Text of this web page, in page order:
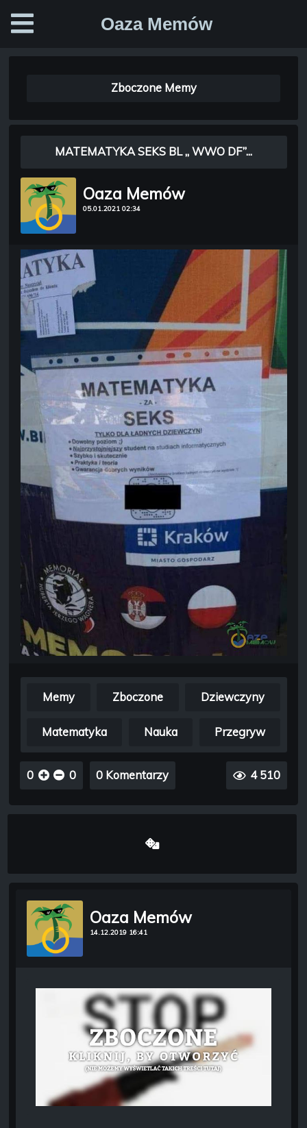
Oaza Memów
Zboczone Memy
Oaza Memów
05.01.2021 02:34
MATEMATYKA SEKS BL „ WWO DF”...
Memy Zboczone Dziewczyny
Matematyka Nauka Przegryw
0 0 0 Komentarzy 4 510
Oaza Memów
14.12.2019 16:41